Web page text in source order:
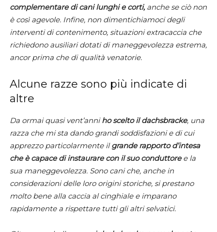
complementare di cani lunghi e corti,anche se ciò non
è così agevole. Infine, non dimentichiamoci degli
interventi di contenimento, situazioni extracaccia che
richiedono ausiliari dotati di maneggevolezza estrema,
ancor prima che di qualità venatorie.
Alcune razze sono più indicate di
altre
Da ormai quasi vent’anniho scelto il dachsbracke, una
razza che mi sta dando grandi soddisfazioni e di cui
apprezzo particolarmente ilgrande rapporto d’intesa
che è capace di instaurare con il suo conduttoree la
sua maneggevolezza. Sono cani che, anche in
considerazioni delle loro origini storiche, si prestano
molto bene alla caccia al cinghiale e imparano
rapidamente a rispettare tutti gli altri selvatici.